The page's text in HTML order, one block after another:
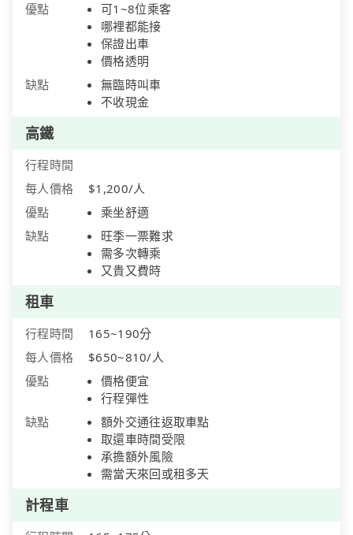
優點
可1~8位乘客
哪裡都能接
保證出車
價格透明
缺點
無臨時叫車
不收現金
高鐵
行程時間
每人價格
$1,200/人
優點
乘坐舒適
缺點
旺季一票難求
需多次轉乘
又貴又費時
租車
行程時間
165~190分
每人價格
$650~810/人
優點
價格便宜
行程彈性
缺點
額外交通往返取車點
取還車時間受限
承擔額外風險
需當天來回或租多天
計程車